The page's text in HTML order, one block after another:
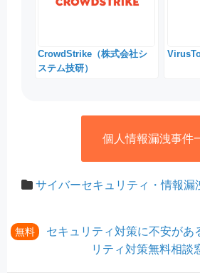
CrowdStrike（株式会社シ
ステム技研）
個人情報漏洩事件
サイバーセキュリティ・情報漏
無料
セキュリティ対策に不安があ
リティ対策無料相談